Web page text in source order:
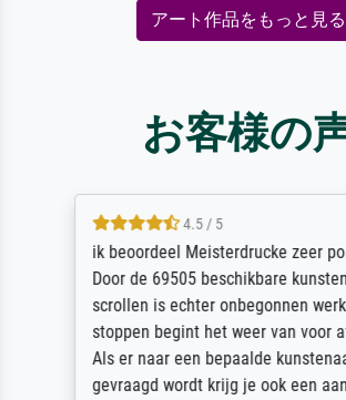
アート作品をもっと見る
お客様の
4.5 / 5
ik beoordeel Meisterdrucke zeer
Door de 69505 beschikbare
scrollen is echter onbegonnen
stoppen begint het weer van voor
Als er naar een bepaalde
gevraagd wordt krijg je ook een